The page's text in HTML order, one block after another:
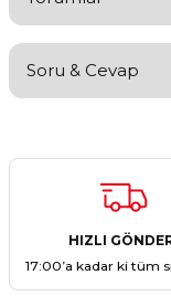
Soru & Cevap
Ürün
HIZLI
17:00’a kadar ki tüm